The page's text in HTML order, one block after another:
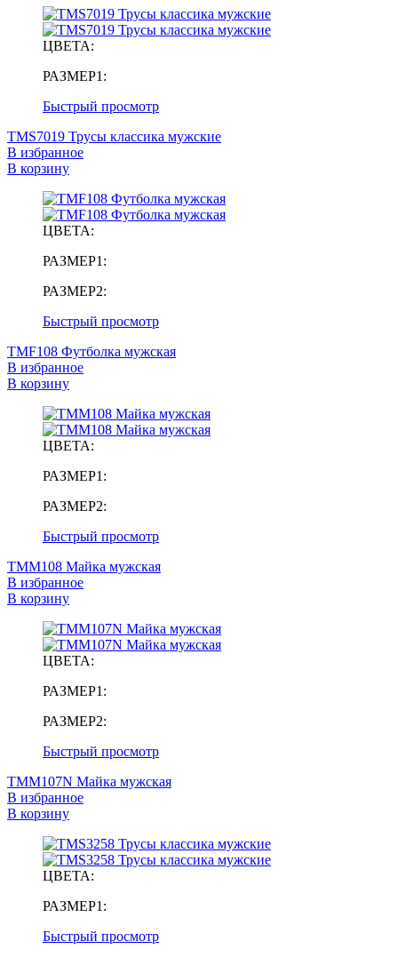
ЦВЕТА:
РАЗМЕР1:
Быстрый просмотр
TMS7019 Трусы классика мужские
В избранное
В корзину
ЦВЕТА:
РАЗМЕР1:
РАЗМЕР2:
Быстрый просмотр
TMF108 Футболка мужская
В избранное
В корзину
ЦВЕТА:
РАЗМЕР1:
РАЗМЕР2:
Быстрый просмотр
TMM108 Майка мужская
В избранное
В корзину
ЦВЕТА:
РАЗМЕР1:
РАЗМЕР2:
Быстрый просмотр
TMM107N Майка мужская
В избранное
В корзину
ЦВЕТА:
РАЗМЕР1:
Быстрый просмотр